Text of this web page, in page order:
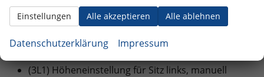
INNENAUSSTATTUNG UND KOMFORT:
(6XP) Außenspiegel elektrisch anklapp-,
(3L1) Höheneinstellung für Sitz links, manuell
Alle akzeptieren Alle ablehnen
Einstellungen
Datenschutzerklärung Impressum